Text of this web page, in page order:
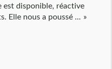
est disponible, réactive
Elle nous a poussé ...